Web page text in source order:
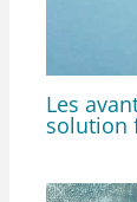
Les
solution